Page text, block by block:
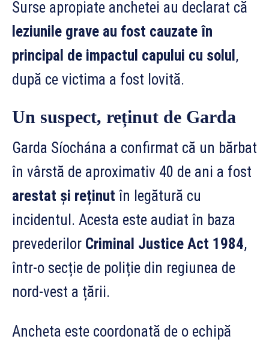
Surse apropiate anchetei au declarat că
leziunile grave au fost cauzate în
principal de impactul capului cu solul ,
după ce victima a fost lovită.
Un suspect, reținut de Garda
Garda Síochána a confirmat că un bărbat
în vârstă de aproximativ 40 de ani a fost
arestat și reținut în legătură cu
incidentul. Acesta este audiat în baza
prevederilor Criminal Justice Act 1984,
într-o secție de poliție din regiunea de
nord-vest a țării.
Ancheta este coordonată de o echipă